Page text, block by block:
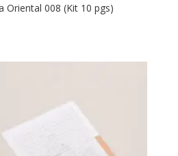
Oriental 008 (Kit 10 pgs)